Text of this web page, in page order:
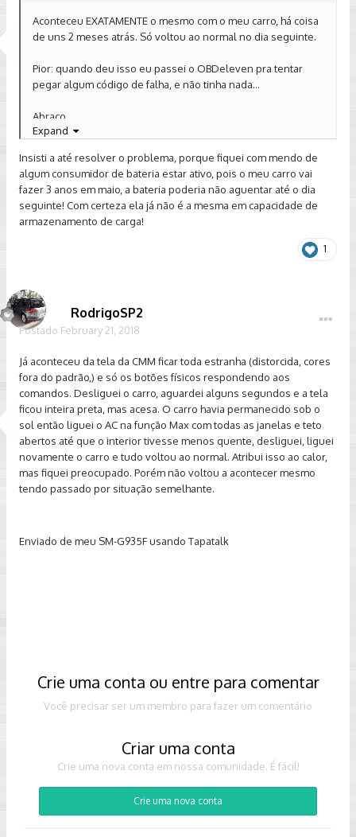
Aconteceu EXATAMENTE o mesmo com o meu carro, há coisa
de uns 2 meses atrás. Só voltou ao normal no dia seguinte.
Pior: quando deu isso eu passei o OBDeleven pra tentar
pegar algum código de falha, e não tinha nada...
Abraço
Expand
Insisti a até resolver o problema, porque fiquei com mendo de
algum consumidor de bateria estar ativo, pois o meu carro vai
fazer 3 anos em maio, a bateria poderia não aguentar até o dia
seguinte! Com certeza ela já não é a mesma em capacidade de
armazenamento de carga!
1
RodrigoSP2
Postado February 21, 2018
Já aconteceu da tela da CMM ficar toda estranha (distorcida, cores
fora do padrão,) e só os botões físicos respondendo aos
comandos. Desliguei o carro, aguardei alguns segundos e a tela
ficou inteira preta, mas acesa. O carro havia permanecido sob o
sol então liguei o AC na função Max com todas as janelas e teto
abertos até que o interior tivesse menos quente, desliguei, liguei
novamente o carro e tudo voltou ao normal. Atribui isso ao calor,
mas fiquei preocupado. Porém não voltou a acontecer mesmo
tendo passado por situação semelhante.
Enviado de meu SM-G935F usando Tapatalk
Crie uma conta ou entre para comentar
Você precisar ser um membro para fazer um comentário
Criar uma conta
Crie uma nova conta em nossa comunidade. É fácil!
Crie uma nova conta